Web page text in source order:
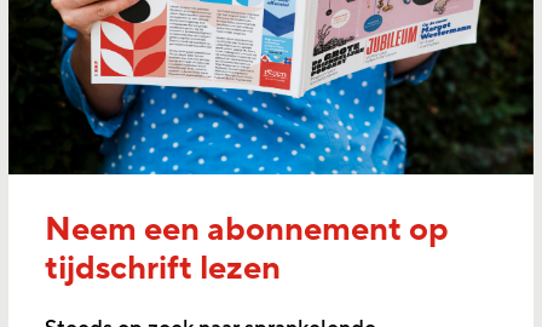
Neem een abonnement op
tijdschrift lezen